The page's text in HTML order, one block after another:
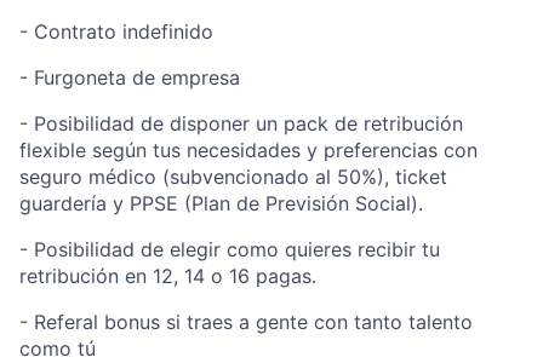
- Contrato indefinido
- Furgoneta de empresa
- Posibilidad de disponer un pack de retribución
flexible según tus necesidades y preferencias con
seguro médico (subvencionado al 50%), ticket
guardería y PPSE (Plan de Previsión Social).
- Posibilidad de elegir como quieres recibir tu
retribución en 12, 14 o 16 pagas.
- Referal bonus si traes a gente con tanto talento
como tú